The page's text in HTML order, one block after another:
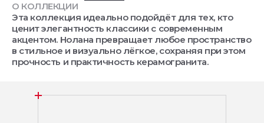
О КОЛЛЕКЦИИ
Эта коллекция идеально подойдёт для тех, кто
ценит элегантность классики с современным
акцентом. Нолана превращает любое пространство
в стильное и визуально лёгкое, сохраняя при этом
прочность и практичность керамогранита.